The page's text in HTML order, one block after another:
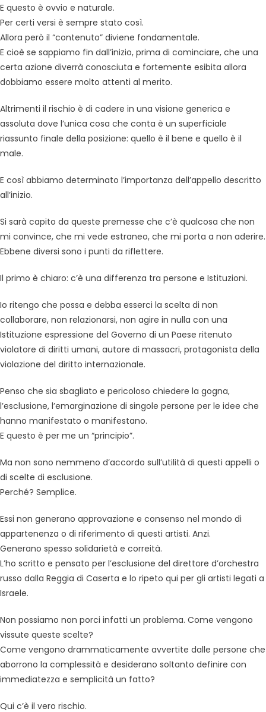
E questo è ovvio e naturale.
Per certi versi è sempre stato così.
Allora però il “contenuto” diviene fondamentale.
E cioè se sappiamo fin dall’inizio, prima di cominciare, che una
certa azione diverrà conosciuta e fortemente esibita allora
dobbiamo essere molto attenti al merito.
Altrimenti il rischio è di cadere in una visione generica e
assoluta dove l’unica cosa che conta è un superficiale
riassunto finale della posizione: quello è il bene e quello è il
male.
E così abbiamo determinato l’importanza dell’appello descritto
all’inizio.
Si sarà capito da queste premesse che c’è qualcosa che non
mi convince, che mi vede estraneo, che mi porta a non aderire.
Ebbene diversi sono i punti da riflettere.
Il primo è chiaro: c’è una differenza tra persone e Istituzioni.
Io ritengo che possa e debba esserci la scelta di non
collaborare, non relazionarsi, non agire in nulla con una
Istituzione espressione del Governo di un Paese ritenuto
violatore di diritti umani, autore di massacri, protagonista della
violazione del diritto internazionale.
Penso che sia sbagliato e pericoloso chiedere la gogna,
l’esclusione, l’emarginazione di singole persone per le idee che
hanno manifestato o manifestano.
E questo è per me un “principio”.
Ma non sono nemmeno d’accordo sull’utilità di questi appelli o
di scelte di esclusione.
Perché? Semplice.
Essi non generano approvazione e consenso nel mondo di
appartenenza o di riferimento di questi artisti. Anzi.
Generano spesso solidarietà e correità.
L’ho scritto e pensato per l’esclusione del direttore d’orchestra
russo dalla Reggia di Caserta e lo ripeto qui per gli artisti legati a
Israele.
Non possiamo non porci infatti un problema. Come vengono
vissute queste scelte?
Come vengono drammaticamente avvertite dalle persone che
aborrono la complessità e desiderano soltanto definire con
immediatezza e semplicità un fatto?
Qui c’è il vero rischio.